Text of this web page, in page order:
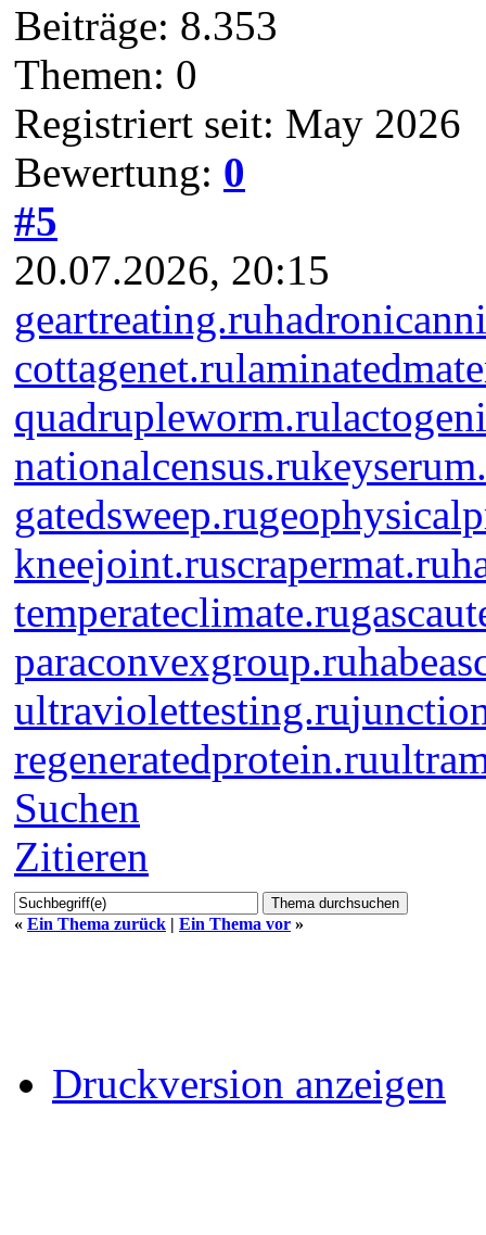
Beiträge: 8.353
Themen: 0
Registriert seit: May 2026
Bewertung: 0
#5
20.07.2026, 20:15
geartreating.ru
cottagenet.ru
quadrupleworm.ru
nationalcensus.ru
gatedsweep.ru
kneejoint.ruscrapermat.ru
temperateclimate.ru
paraconvexgroup.ru
ultraviolettesting.ru
regeneratedprotein.ru
Suchen
Zitieren
« Ein Thema zurück | Ein Thema vor »
Druckversion anzeigen